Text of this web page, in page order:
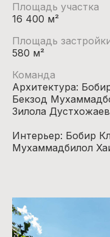
Площадь участка
16 400 м²
Площадь
580 м²
Команда
Архитектура:
Бекзод
Зилола
Интерьер: Бобир
Мухаммадбилол